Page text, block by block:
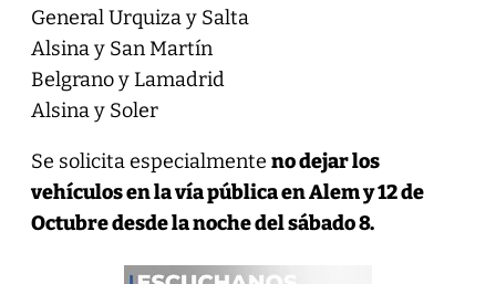
General Urquiza y Salta
Alsina y San Martín
Belgrano y Lamadrid
Alsina y Soler
Se solicita especialmente no dejar los
vehículos en la vía pública en Alem y 12 de
Octubre desde la noche del sábado 8.